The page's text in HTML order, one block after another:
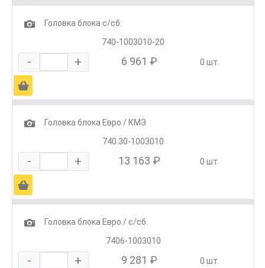
1
Головка блока с/сб.
740-1003010-20
- + 6 961 ₽ 0 шт.
Ä
1
Головка блока Евро / КМЗ
740.30-1003010
- + 13 163 ₽ 0 шт.
Ä
1
Головка блока Евро / с/сб.
7406-1003010
- + 9 281 ₽ 0 шт.